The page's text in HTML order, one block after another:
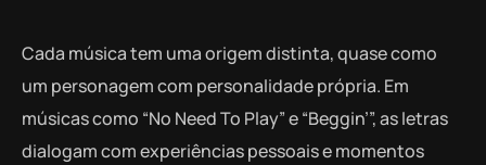
Cada música tem uma origem distinta, quase como
um personagem com personalidade própria. Em
músicas como “No Need To Play” e “Beggin’”, as letras
dialogam com experiências pessoais e momentos